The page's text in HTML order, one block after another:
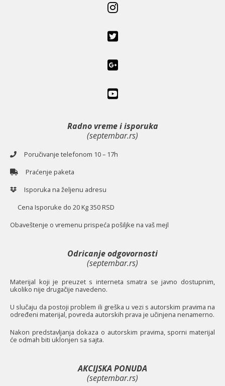
Radno vreme i isporuka
(septembar.rs)
Poručivanje telefonom 10 – 17h
Praćenje paketa
Isporuka na željenu adresu
Cena Isporuke do 20 Kg 350 RSD
Obaveštenje o vremenu prispeća pošiljke na vaš mejl
Odricanje odgovornosti
(septembar.rs)
Materijal koji je preuzet s interneta smatra se javno dostupnim,
ukoliko nije drugačije navedeno.
U slučaju da postoji problem ili greška u vezi s autorskim pravima na
određeni materijal, povreda autorskih prava je učinjena nenamerno.
Nakon predstavljanja dokaza o autorskim pravima, sporni materijal
će odmah biti uklonjen sa sajta.
AKCIJSKA PONUDA
(septembar.rs)